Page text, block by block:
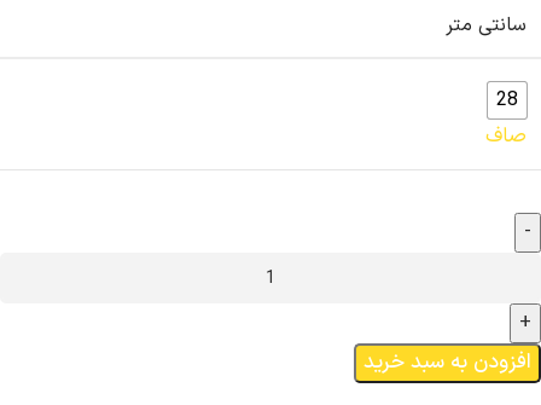
سانتی متر
28
صاف
افزودن به سبد خرید